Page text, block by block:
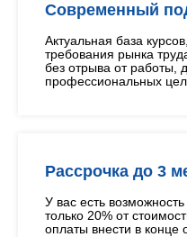
Современный
Актуальная база
требования рынка
без отрыва от работы,
профессиональных
Рассрочка до 3
У вас есть
только 20% от
оплаты внести в конце